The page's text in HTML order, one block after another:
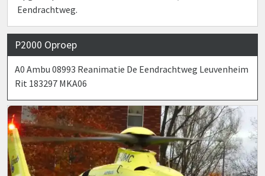
Eendrachtweg.
P2000 Oproep
A0 Ambu 08993 Reanimatie De Eendrachtweg Leuvenheim
Rit 183297 MKA06